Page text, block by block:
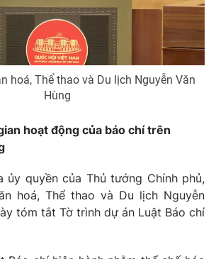
tương lai
hoá, Thể thao và Du lịch Nguyễn Văn
Hùng
hoạt động của báo chí trên
ủy quyền của Thủ tướng Chính phủ,
hoá, Thể thao và Du lịch Nguyễn
tóm tắt Tờ trình dự án Luật Báo chí